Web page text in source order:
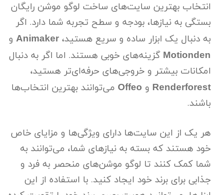
انتخاب بهترین سایت‌های ساخت لوگو موشن رایگان
بستگی به نیازها، بودجه و سطح تجربه شما دارد. اگر
به دنبال یک ابزار ساده و سریع هستید، Animaker و
Motionden گزینه‌های خوبی هستند. اما اگر به دنبال
امکانات بیشتر و خروجی‌های حرفه‌ای‌تر هستید،
Renderforest و Offeo می‌توانند بهترین انتخاب‌ها
باشند.
هر یک از این سایت‌ها دارای ویژگی‌ها و مزایای خاص
خود هستند که بسته به نیازهای شما، می‌توانند به
شما کمک کنند تا لوگو موشن‌های منحصر به فرد و
جذابی برای برند خود ایجاد کنید. با استفاده از این